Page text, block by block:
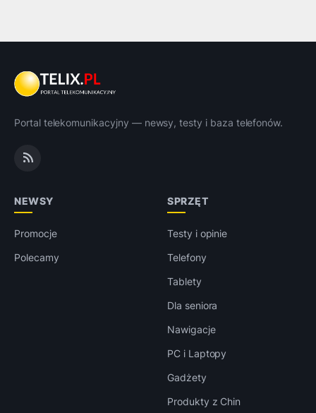
Portal telekomunikacyjny — newsy, testy i baza telefonów.
NEWSY
Promocje
Polecamy
SPRZĘT
Testy i opinie
Telefony
Tablety
Dla seniora
Nawigacje
PC i Laptopy
Gadżety
Produkty z Chin